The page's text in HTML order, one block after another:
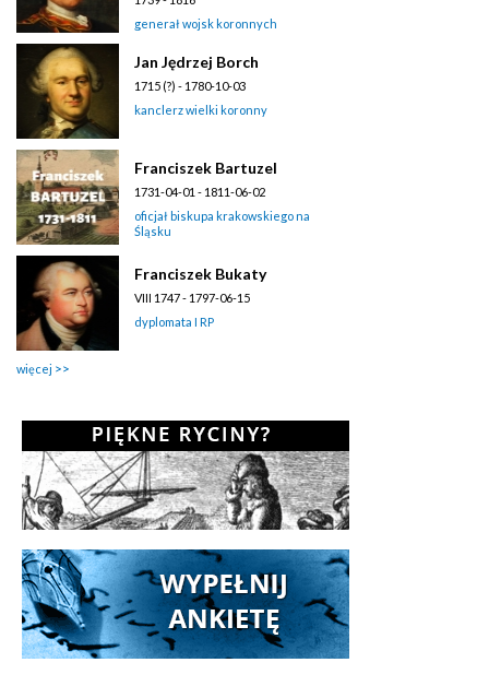
generał wojsk koronnych
Jan Jędrzej Borch
1715 (?) - 1780-10-03
kanclerz wielki koronny
Franciszek Bartuzel
1731-04-01 - 1811-06-02
oficjał biskupa krakowskiego na
Śląsku
Franciszek Bukaty
VIII 1747 - 1797-06-15
dyplomata I RP
więcej